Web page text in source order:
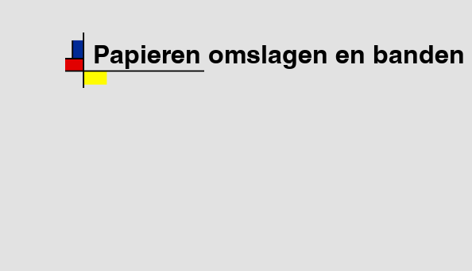
Papieren omslagen en banden